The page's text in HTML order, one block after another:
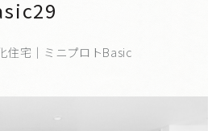
住宅｜ミニプロトBasic